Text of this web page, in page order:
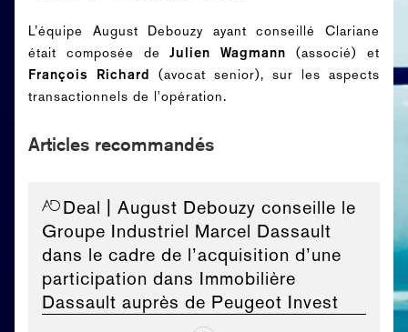
L’équipe August Debouzy ayant conseillé Clariane
était composée de Julien Wagmann(associé) et
François Richard
(avocat senior), sur les aspects
transactionnels de l'opération.
Articles recommandés
Deal | August Debouzy conseille le
Groupe Industriel Marcel Dassault
dans le cadre de l’acquisition d’une
participation dans Immobilière
Dassault auprès de Peugeot Invest